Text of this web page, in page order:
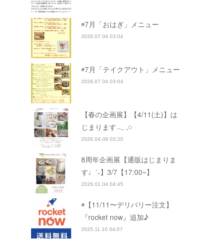
◉7月「おはぎ」メニュー
2026.07.04 03:04
◉7月「テイクアウト」メニュー
2026.07.04 03:04
【春の企画展】【4/11(土)】は
じまります𓂃 𓈒𓏸
2026.04.09 03:20
8周年企画展【通販はじまりま
す♩ˊ˗】3/7【17:00~】
2026.01.04 04:45
◉【11/11〜デリバリー注文】
『rocket now』追加♪
2025.11.10 04:07